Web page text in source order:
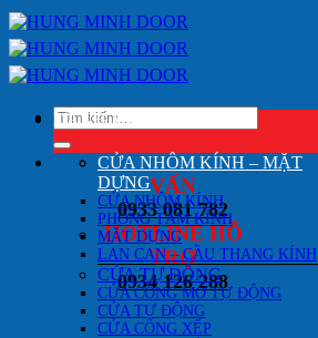
Bỏ
qua
nội
dung
Tìm
kiếm:
HOTLINE TƯ
VẤN
0933 081 782
HOTLINE HỖ
TRỢ
0934 126 288
DANH MỤC SẢN PHẨM
CỬA NHÔM KÍNH – MẶT
DỰNG
CỬA NHÔM KÍNH
PHÒNG TẮM KÍNH
MẶT DỰNG
LAN CAN – CẦU THANG KÍNH
CỬA TỰ ĐỘNG
CỬA CỔNG MỞ TỰ ĐỘNG
CỬA TỰ ĐỘNG
CỬA CỔNG XẾP